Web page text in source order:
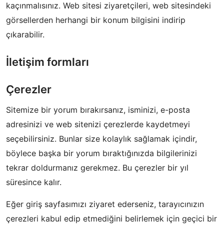
kaçınmalısınız. Web sitesi ziyaretçileri, web sitesindeki
görsellerden herhangi bir konum bilgisini indirip
çıkarabilir.
İletişim formları
Çerezler
Sitemize bir yorum bırakırsanız, isminizi, e-posta
adresinizi ve web sitenizi çerezlerde kaydetmeyi
seçebilirsiniz. Bunlar size kolaylık sağlamak içindir,
böylece başka bir yorum bıraktığınızda bilgilerinizi
tekrar doldurmanız gerekmez. Bu çerezler bir yıl
süresince kalır.
Eğer giriş sayfasımızı ziyaret ederseniz, tarayıcınızın
çerezleri kabul edip etmediğini belirlemek için geçici bir